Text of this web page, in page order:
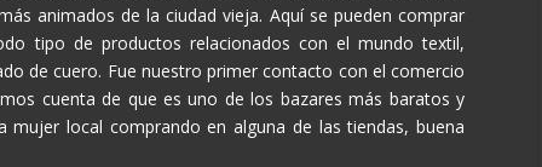
animados de la ciudad vieja. Aquí se pueden comprar
tipo de productos relacionados con el mundo textil,
de cuero. Fue nuestro primer contacto con el comercio
cuenta de que es uno de los bazares más baratos y
mujer local comprando en alguna de las tiendas, buena